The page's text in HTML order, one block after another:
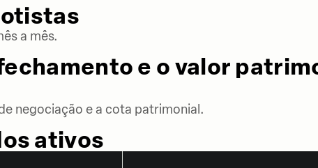
a mês.
e o valor
negociação e a cota patrimonial.
ativos